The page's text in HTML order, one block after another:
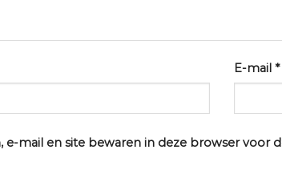
E-mail*
e-mail en site bewaren in deze browser voor